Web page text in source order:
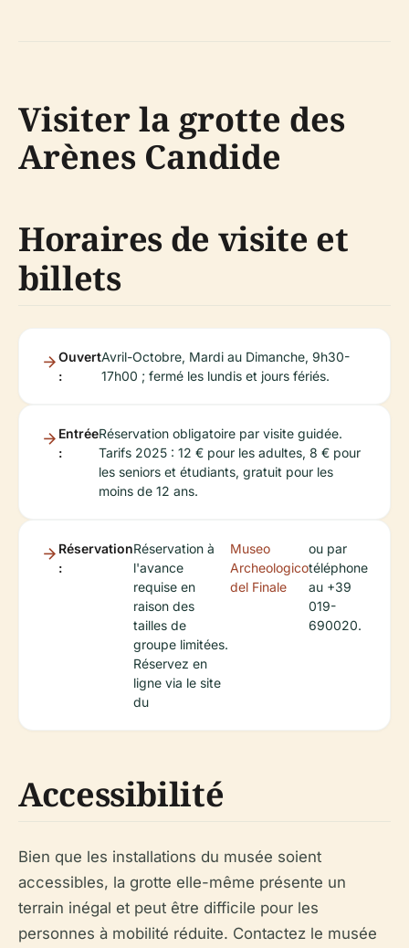
Visiter la grotte des
Arènes Candide
Horaires de visite et
billets
Ouvert
:
Avril-Octobre, Mardi au Dimanche, 9h30-
17h00 ; fermé les lundis et jours fériés.
Entrée
:
Réservation obligatoire par visite guidée.
Tarifs 2025 : 12 € pour les adultes, 8 € pour
les seniors et étudiants, gratuit pour les
moins de 12 ans.
Réservation
:
Réservation à
l'avance
requise en
raison des
tailles de
groupe limitées.
Réservez en
ligne via le site
du
Museo
Archeologico
del Finale
ou par
téléphone
au +39
019-
690020.
Accessibilité
Bien que les installations du musée soient
accessibles, la grotte elle-même présente un
terrain inégal et peut être difficile pour les
personnes à mobilité réduite. Contactez le musée